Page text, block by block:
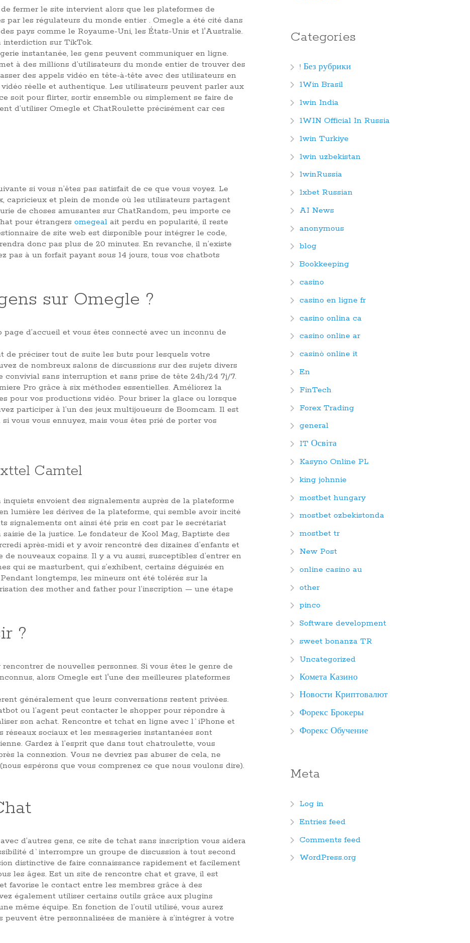
fermer le site intervient alors que les plateformes de
par les régulateurs du monde entier . Omegle a été cité dans
pays comme le Royaume-Uni, les États-Unis et l'Australie.
sur TikTok.
instantanée, les gens peuvent communiquer en ligne.
à des millions d’utilisateurs du monde entier de trouver des
des appels vidéo en tête-à-tête avec des utilisateurs en
réelle et authentique. Les utilisateurs peuvent parler aux
soit pour flirter, sortir ensemble ou simplement se faire de
d’utiliser Omegle et ChatRoulette précisément car ces
si vous n’êtes pas satisfait de ce que vous voyez. Le
capricieux et plein de monde où les utilisateurs partagent
de choses amusantes sur ChatRandom, peu importe ce
pour étrangers omegeal ait perdu en popularité, il reste
de site web est disponible pour intégrer le code,
donc pas plus de 20 minutes. En revanche, il n’existe
pas à un forfait payant sous 14 jours, tous vos chatbots
sur Omegle ?
d’accueil et vous êtes connecté avec un inconnu de
de préciser tout de suite les buts pour lesquels votre
de nombreux salons de discussions sur des sujets divers
sans interruption et sans prise de tête 24h/24 7j/7.
Pro grâce à six méthodes essentielles. Améliorez la
pour vos productions vidéo. Pour briser la glace ou lorsque
participer à l’un des jeux multijoueurs de Boomcam. Il est
vous vous ennuyez, mais vous êtes prié de porter vos
Camtel
envoient des signalements auprès de la plateforme
lumière les dérives de la plateforme, qui semble avoir incité
signalements ont ainsi été pris en cost par le secrétariat
de la justice. Le fondateur de Kool Mag, Baptiste des
après-midi et y avoir rencontré des dizaines d’enfants et
de nouveaux copains. Il y a vu aussi, susceptibles d’entrer en
qui se masturbent, qui s’exhibent, certains déguisés en
longtemps, les mineurs ont été tolérés sur la
des mother and father pour l’inscription — une étape
?
de nouvelles personnes. Si vous êtes le genre de
alors Omegle est l'une des meilleures plateformes
généralement que leurs conversations restent privées.
ou l’agent peut contacter le shopper pour répondre à
son achat. Rencontre et tchat en ligne avec l`iPhone et
sociaux et les messageries instantanées sont
Gardez à l’esprit que dans tout chatroulette, vous
la connexion. Vous ne devriez pas abuser de cela, ne
espérons que vous comprenez ce que nous voulons dire).
d’autres gens, ce site de tchat sans inscription vous aidera
d`interrompre un groupe de discussion à tout second
distinctive de faire connaissance rapidement et facilement
les âges. Est un site de rencontre chat et grave, il est
favorise le contact entre les membres grâce à des
également utiliser certains outils grâce aux plugins
même équipe. En fonction de l’outil utilisé, vous aurez
être personnalisées de manière à s’intégrer à votre
Categories
! Без рубрики
1Win Brasil
1win India
1WIN Official In Russia
1win Turkiye
1win uzbekistan
1winRussia
1xbet Russian
AI News
anonymous
blog
Bookkeeping
casino
casino en ligne fr
casino onlina ca
casino online ar
casinò online it
En
FinTech
Forex Trading
general
IT Освіта
Kasyno Online PL
king johnnie
mostbet hungary
mostbet ozbekistonda
mostbet tr
New Post
online casino au
other
pinco
Software development
sweet bonanza TR
Uncategorized
Комета Казино
Новости Криптовалют
Форекс Брокеры
Форекс Обучение
Meta
Log in
Entries feed
Comments feed
WordPress.org